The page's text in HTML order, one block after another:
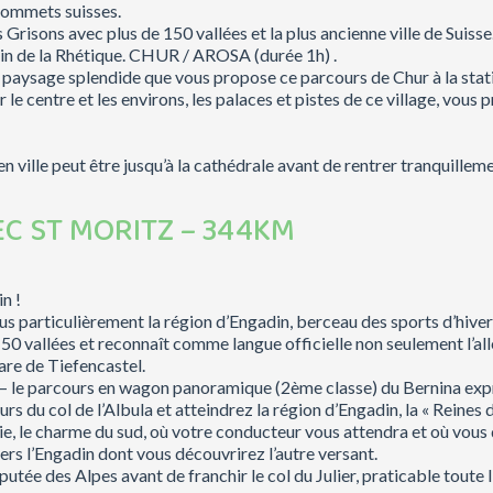
suisses.
avec plus de 150 vallées et la plus ancienne ville de
de la Rhétique. CHUR / AROSA (durée 1h) .
splendide que vous propose ce parcours de Chur à la
centre et les environs, les palaces et pistes de ce village,
ville peut être jusqu’à la cathédrale avant de rentrer
ST MORITZ – 344KM
!
particulièrement la région d’Engadin, berceau des sports
vallées et reconnaît comme langue officielle non seulement
de Tiefencastel.
parcours en wagon panoramique (2ème classe) du Bernina
du col de l’Albula et atteindrez la région d’Engadin, la « Reines
le charme du sud, où votre conducteur vous attendra et où vous
l’Engadin dont vous découvrirez l’autre versant.
des Alpes avant de franchir le col du Julier, praticable toute